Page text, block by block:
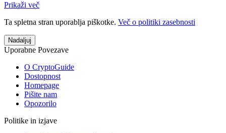
Prikaži več
Ta spletna stran uporablja piškotke. Več o politiki zasebnosti
Nadaljuj
Uporabne Povezave
O CryptoGuide
Dostopnost
Homepage
Pišite nam
Opozorilo
Politike in izjave